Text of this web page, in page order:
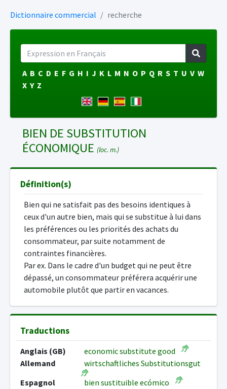
Dictionnaire commercial recherche
A B C D E F G H I J K L M N O P Q R S T U V W
X Y Z
BIEN DE SUBSTITUTION
ÉCONOMIQUE (loc. m.)
Définition(s)
Bien qui ne satisfait pas des besoins identiques à
ceux d'un autre bien, mais qui se substitue à lui dans
les préférences ou les priorités des achats du
consommateur, par suite notamment de
contraintes financières.
Par ex. Dans le cadre d'un budget qui ne peut être
dépassé, un consommateur préférera acquérir une
automobile plutôt que partir en vacances.
Traductions
Anglais (GB)
economic substitute good
Allemand
wirtschaftliches Substitutionsgut
Espagnol
bien sustituible ecómico